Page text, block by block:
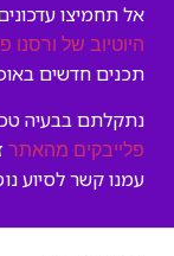
אל תחמיצו
היוטיוב של ורסנו
תכנים חדשים
נתקלתם בבעיה
פלייבקים מהאתר
עמנו קשר לסיוע